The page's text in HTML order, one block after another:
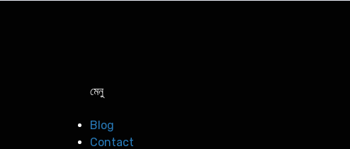
মেনু
Blog
Contact